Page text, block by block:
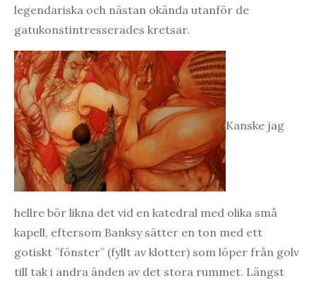
legendariska och nästan okända utanför de
gatukonstintresserades kretsar.
Kanske jag
hellre bör likna det vid en katedral med olika små
kapell, eftersom Banksy sätter en ton med ett
gotiskt ”fönster” (fyllt av klotter) som löper från golv
till tak i andra änden av det stora rummet. Längst